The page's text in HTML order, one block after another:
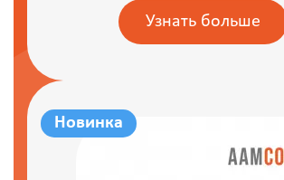
Узнать больше
Новинка